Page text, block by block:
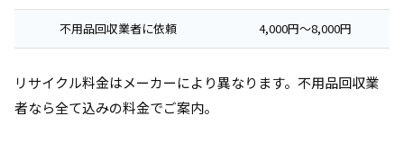
不用品回収業者に依頼 4,000円〜8,000円
リサイクル料金はメーカーにより異なります。不用品回収業
者なら全て込みの料金でご案内。